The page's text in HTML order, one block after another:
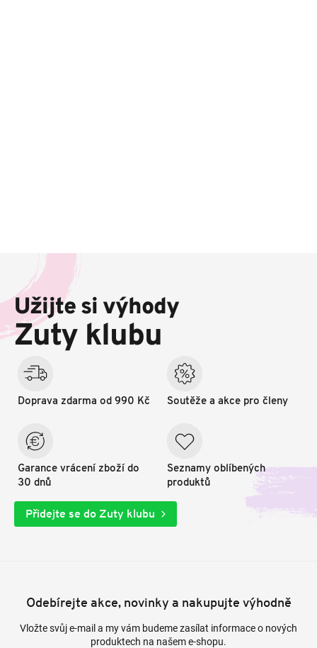
a
í
Užijte si výhody
Zuty klubu
Doprava zdarma od 990 Kč
Garance vrácení zboží do
30 dnů
Soutěže a akce pro členy
Seznamy oblíbených
produktů
Přidejte se do Zuty klubu
Odebírejte akce, novinky a nakupujte výhodně
Vložte svůj e-mail a my vám budeme zasílat informace o nových
produktech na našem e-shopu.